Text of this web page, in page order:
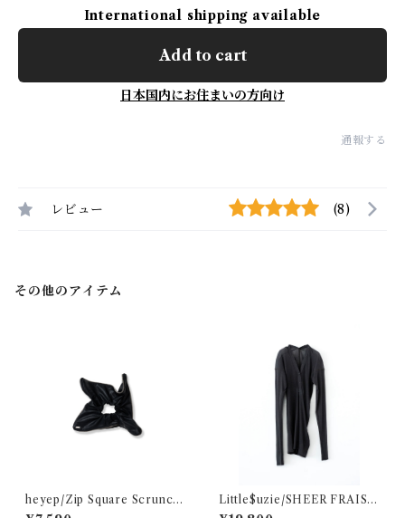
International shipping available
Add to cart
日本国内にお住まいの方向け
通報する
レビュー (8)
その他のアイテム
heyep/Zip Square Scrunchi
e - Medium
Little$uzie/SHEER FRAISE
DISTORTED HENRY(Char